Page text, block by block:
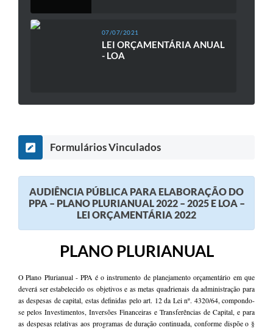
07/07/2021
LEI ORÇAMENTÁRIA ANUAL
- LOA
Formulários Vinculados
AUDIÊNCIA PÚBLICA PARA ELABORAÇÃO DO
PPA – PLANO PLURIANUAL 2022 – 2025 E LOA –
LEI ORÇAMENTÁRIA 2022
PLANO PLURIANUAL
O Plano Plurianual - PPA é o instrumento de planejamento orçamentário em que
deverá ser estabelecido os objetivos e as metas quadrienais da administração para
as despesas de capital, estas definidas pelo art. 12 da Lei nº. 4320/64, compondo-
se pelos Investimentos, Inversões Financeiras e Transferências de Capital, e para
as despesas relativas aos programas de duração continuada, conforme dispõe o §